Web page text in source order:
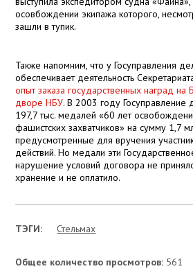
осовбождении экипажа которого,
зашли в тупик.
Также напомним, что у Госуправления
обеспечивает деятельность
опыт заказа государственных наград на
дворе НБУ. В 2003 году
197,7 тыс. медалей «60 лет
фашистских захватчиков» на сумму 1,7
предусмотренные для вручения
действий. Но медали эти
нарушение условий договора не
хранение и не оплатило.
ТЭГИ: Стельмах
Общее количество просмотров: 561